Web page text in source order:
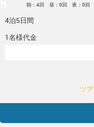
朝：4回 昼：0回 夜：0回
4泊5日間
1名様代金
ツ